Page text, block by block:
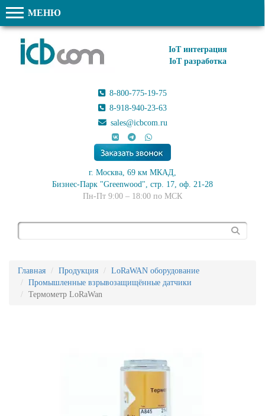
МЕНЮ
IoT интеграция
IoT разработка
8-800-775-19-75
8-918-940-23-63
sales@icbcom.ru
г. Москва, 69 км МКАД,
Бизнес-Парк "Greenwood", стр. 17, оф. 21-28
Пн-Пт 9:00 – 18:00 по МСК
Главная Продукция
LoRaWAN оборудование
Промышленные взрывозащищённые датчики
Термометр LoRaWan